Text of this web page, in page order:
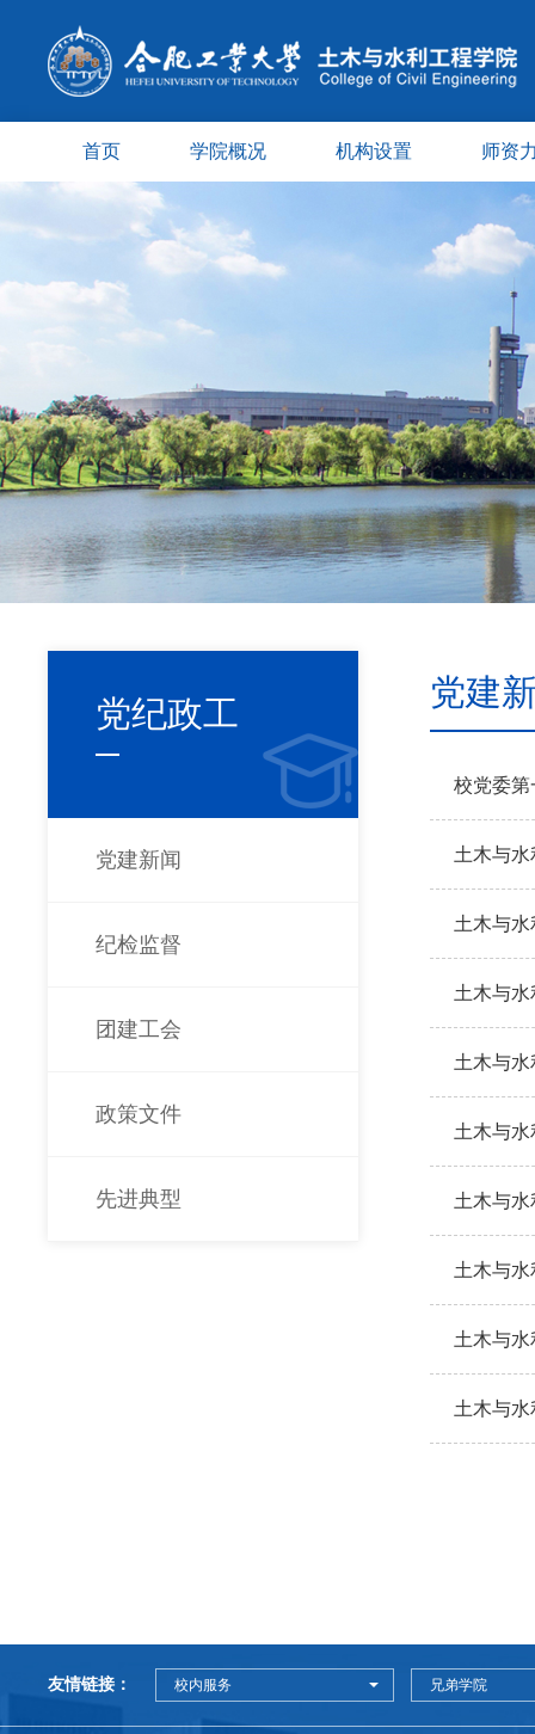
首页 学院概况 机构设置 师资
党纪政工
党建新闻
纪检监督
团建工会
政策文件
先进典型
党建
校党委第
土木与
土木与
土木与
土木与
土木与
土木与
土木与
土木与
土木与
友情链接： 校内服务 兄弟学院